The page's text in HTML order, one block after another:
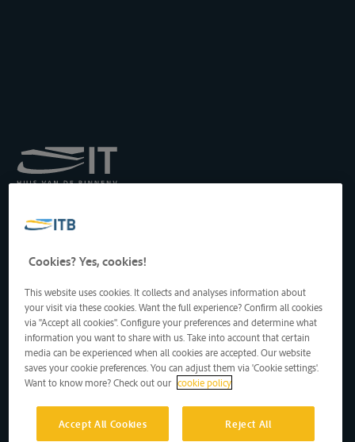
Transport par Batellerie
Drukpersstraat 19
1000 Bruxelles, Belgique
Tél: +32 2 217 09 67
http://www.itb-info.be
itb-info@itb-info.be
Copyright © 2024 vzw ITB asbl • Alle rechten voorbehouden
Cookies? Yes, cookies!
This website uses cookies. It collects and analyses information about
your visit via these cookies. Want the full experience? Confirm all cookies
via "Accept all cookies". Configure your preferences and determine what
information you want to share with us. Take into account that certain
media can be experienced when all cookies are accepted. Our website
saves your cookie preferences. You can adjust them via 'Cookie settings'.
Want to know more? Check out our cookie policy
Accept All Cookies Reject All